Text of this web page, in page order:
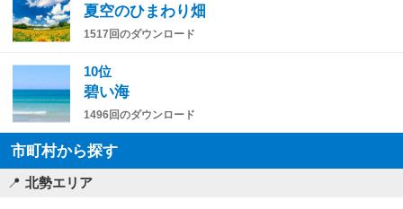
夏空のひまわり畑
1517回のダウンロード
10位
碧い海
1496回のダウンロード
市町村から探す
北勢エリア